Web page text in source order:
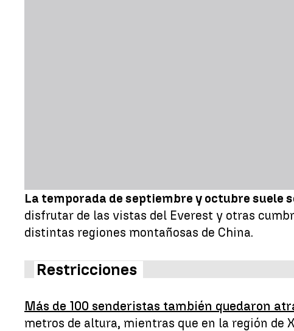
La temporada de septiembre y octubre suele
disfrutar de las vistas del Everest y otras
distintas regiones montañosas de China.
Restricciones
Más de 100 senderistas también quedaron
metros de altura, mientras que en la región de